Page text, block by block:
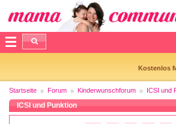
Kostenlos
Startseite Forum Kinderwunschforum ICSI und
ICSI und Punktion